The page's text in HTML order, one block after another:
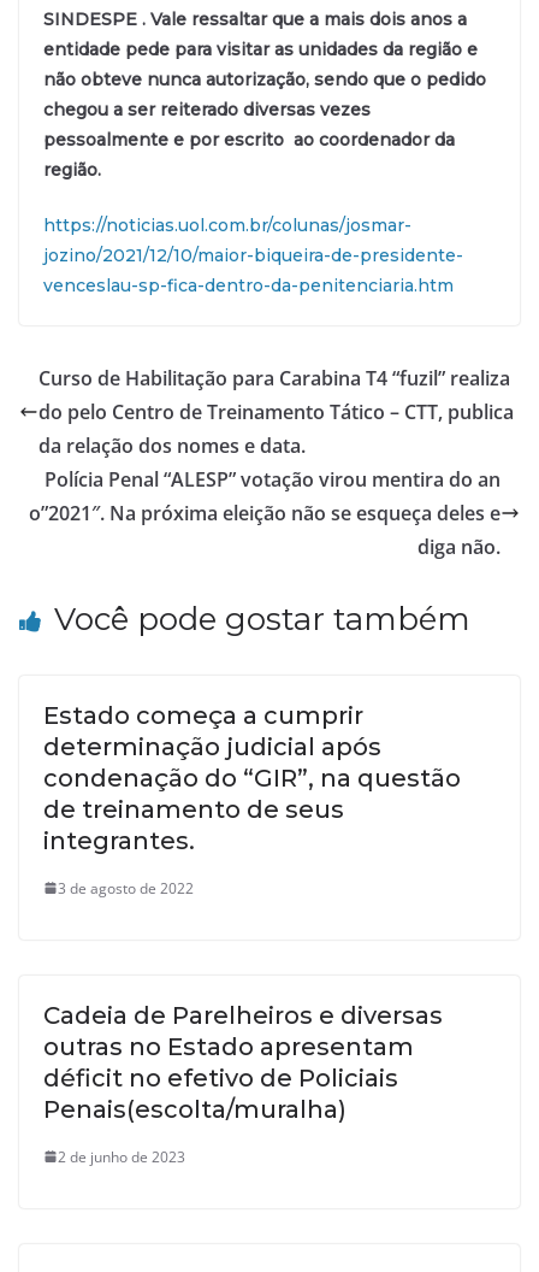
SINDESPE . Vale ressaltar que a mais dois anos a
entidade pede para visitar as unidades da região e
não obteve nunca autorização, sendo que o pedido
chegou a ser reiterado diversas vezes
pessoalmente e por escrito ao coordenador da
região.
https://noticias.uol.com.br/colunas/josmar-
jozino/2021/12/10/maior-biqueira-de-presidente-
venceslau-sp-fica-dentro-da-penitenciaria.htm
Curso de Habilitação para Carabina T4 “fuzil” realiza
do pelo Centro de Treinamento Tático – CTT, publica
da relação dos nomes e data.
Polícia Penal “ALESP” votação virou mentira do an
o”2021″. Na próxima eleição não se esqueça deles e
diga não.
Você pode gostar também
Estado começa a cumprir
determinação judicial após
condenação do “GIR”, na questão
de treinamento de seus
integrantes.
3 de agosto de 2022
Cadeia de Parelheiros e diversas
outras no Estado apresentam
déficit no efetivo de Policiais
Penais(escolta/muralha)
2 de junho de 2023